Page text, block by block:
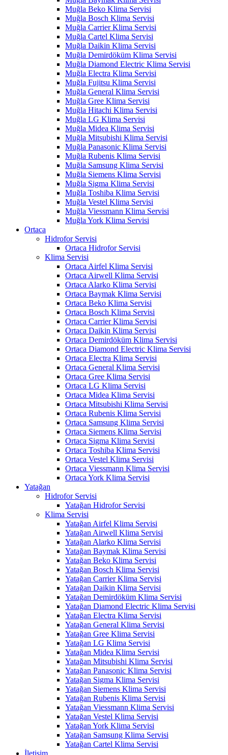
Muğla Beko Klima Servisi
Muğla Bosch Klima Servisi
Muğla Carrier Klima Servisi
Muğla Cartel Klima Servisi
Muğla Daikin Klima Servisi
Muğla Demirdöküm Klima Servisi
Muğla Diamond Electric Klima Servisi
Muğla Electra Klima Servisi
Muğla Fujitsu Klima Servisi
Muğla General Klima Servisi
Muğla Gree Klima Servisi
Muğla Hitachi Klima Servisi
Muğla LG Klima Servisi
Muğla Midea Klima Servisi
Muğla Mitsubishi Klima Servisi
Muğla Panasonic Klima Servisi
Muğla Rubenis Klima Servisi
Muğla Samsung Klima Servisi
Muğla Siemens Klima Servisi
Muğla Sigma Klima Servisi
Muğla Toshiba Klima Servisi
Muğla Vestel Klima Servisi
Muğla Viessmann Klima Servisi
Muğla York Klima Servisi
Ortaca
Hidrofor Servisi
Ortaca Hidrofor Servisi
Klima Servisi
Ortaca Airfel Klima Servisi
Ortaca Airwell Klima Servisi
Ortaca Alarko Klima Servisi
Ortaca Baymak Klima Servisi
Ortaca Beko Klima Servisi
Ortaca Bosch Klima Servisi
Ortaca Carrier Klima Servisi
Ortaca Daikin Klima Servisi
Ortaca Demirdöküm Klima Servisi
Ortaca Diamond Electric Klima Servisi
Ortaca Electra Klima Servisi
Ortaca General Klima Servisi
Ortaca Gree Klima Servisi
Ortaca LG Klima Servisi
Ortaca Midea Klima Servisi
Ortaca Mitsubishi Klima Servisi
Ortaca Rubenis Klima Servisi
Ortaca Samsung Klima Servisi
Ortaca Siemens Klima Servisi
Ortaca Sigma Klima Servisi
Ortaca Toshiba Klima Servisi
Ortaca Vestel Klima Servisi
Ortaca Viessmann Klima Servisi
Ortaca York Klima Servisi
Yatağan
Hidrofor Servisi
Yatağan Hidrofor Servisi
Klima Servisi
Yatağan Airfel Klima Servisi
Yatağan Airwell Klima Servisi
Yatağan Alarko Klima Servisi
Yatağan Baymak Klima Servisi
Yatağan Beko Klima Servisi
Yatağan Bosch Klima Servisi
Yatağan Carrier Klima Servisi
Yatağan Daikin Klima Servisi
Yatağan Demirdöküm Klima Servisi
Yatağan Diamond Electric Klima Servisi
Yatağan Electra Klima Servisi
Yatağan General Klima Servisi
Yatağan Gree Klima Servisi
Yatağan LG Klima Servisi
Yatağan Midea Klima Servisi
Yatağan Mitsubishi Klima Servisi
Yatağan Panasonic Klima Servisi
Yatağan Sigma Klima Servisi
Yatağan Siemens Klima Servisi
Yatağan Rubenis Klima Servisi
Yatağan Viessmann Klima Servisi
Yatağan Vestel Klima Servisi
Yatağan York Klima Servisi
Yatağan Samsung Klima Servisi
Yatağan Cartel Klima Servisi
İletişim